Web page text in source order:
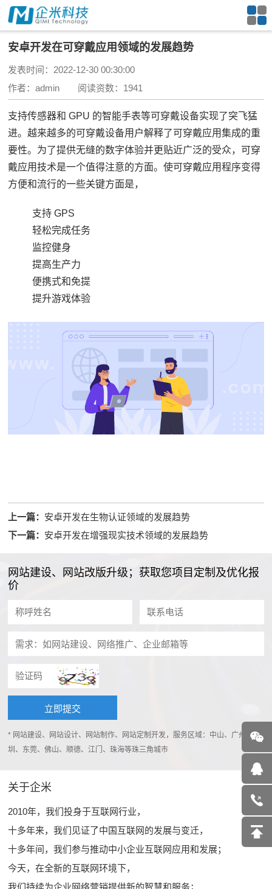
安卓开发在可穿戴应用领域的发展趋势
发表时间：2022-12-30 00:30:00
作者：admin 阅读资数：1941
支持传感器和 GPU 的智能手表等可穿戴设备实现了突飞猛
进。越来越多的可穿戴设备用户解释了可穿戴应用集成的重
要性。 为了提供无缝的数字体验并更贴近广泛的受众，可穿
戴应用技术是一个值得注意的方面。使可穿戴应用程序变得
方便和流行的一些关键方面是，
支持 GPS
轻松完成任务
监控健身
提高生产力
便携式和免提
提升游戏体验
上一篇： 安卓开发在生物认证领域的发展趋势
下一篇： 安卓开发在增强现实技术领域的发展趋势
网站建设、网站改版升级；获取您项目定制及优化报
价
* 网站建设、网站设计、网站制作、网站定制开发，服务区域：中山、广州、深
圳、东莞、佛山、顺德、江门、珠海等珠三角城市
关于企米
2010年，我们投身于互联网行业，
十多年来，我们见证了中国互联网的发展与变迁，
十多年间，我们参与推动中小企业互联网应用和发展；
今天，在全新的互联网环境下，